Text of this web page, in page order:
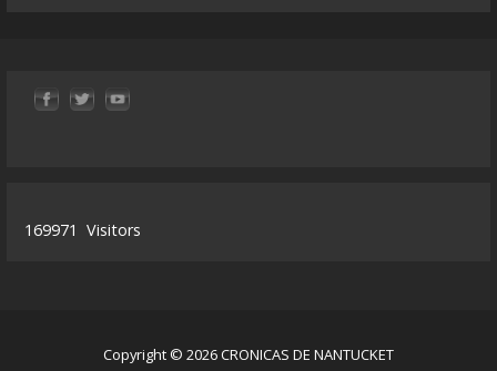
169971 Visitors
Copyright © 2026 CRONICAS DE NANTUCKET